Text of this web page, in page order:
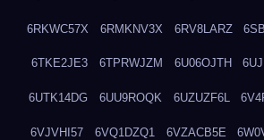
6RKWC57X 6RMKNV3X 6RV8LARZ
6TKE2JE3 6TPRWJZM 6U06OJTH
6UTK14DG 6UU9ROQK 6UZUZF6L
6VJVHI57 6VQ1DZQ1 6VZACB5E